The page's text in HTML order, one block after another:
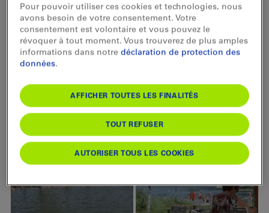
Heures d'ouverture Aujourd’hui (Vendredi) ouvert
Prix
Pour pouvoir utiliser ces cookies et technologies, nous
avons besoin de votre consentement. Votre
consentement est volontaire et vous pouvez le
révoquer à tout moment. Vous trouverez de plus amples
informations dans notredéclaration de protection des
données.
AFFICHER TOUTES LES FINALITÉS
TOUT REFUSER
AUTORISER TOUS LES COOKIES